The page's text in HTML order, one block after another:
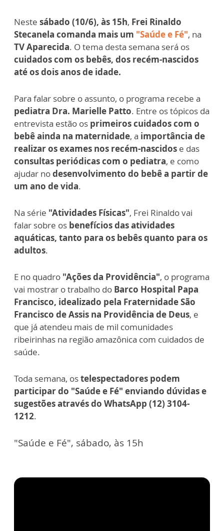
Neste sábado (10/6), às 15h, Frei Rinaldo
Stecanela comanda mais um "Saúde e Fé", na
TV Aparecida. O tema desta semana será os
cuidados com os bebês, dos recém-nascidos
até os dois anos de idade.
Para falar sobre o assunto, o programa recebe a
pediatra Dra. Marielle Patto. Entre os tópicos da
entrevista estão os primeiros cuidados com o
bebê ainda na maternidade, a importância de
realizar os exames nos recém-nascidos e das
consultas periódicas com o pediatra, e como
ajudar nodesenvolvimento do bebê a partir de
um ano de vida.
Na série "Atividades Físicas", Frei Rinaldo vai
falar sobre os benefícios das atividades
aquáticas, tanto para os bebês quanto para os
adultos.
E no quadro "Ações da Providência", o programa
vai mostrar o trabalho do Barco Hospital Papa
Francisco, idealizado pela Fraternidade São
Francisco de Assis na Providência de Deus, e
que já atendeu mais de mil comunidades
ribeirinhas na região amazônica com cuidados de
saúde.
Toda semana, ostelespectadores podem
participar do "Saúde e Fé" enviando dúvidas e
sugestões através do WhatsApp (12) 3104-
1212.
"Saúde e Fé", sábado, às 15h